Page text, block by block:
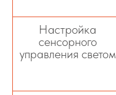
Настройка
сенсорного
управления светом